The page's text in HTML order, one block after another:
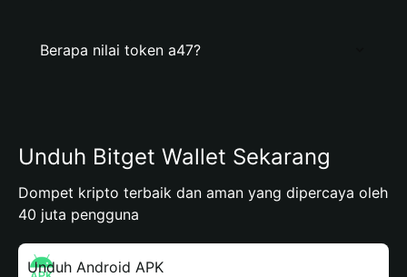
Berapa nilai token a47?
Unduh Bitget Wallet Sekarang
Dompet kripto terbaik dan aman yang dipercaya oleh
40 juta pengguna
Unduh Android APK